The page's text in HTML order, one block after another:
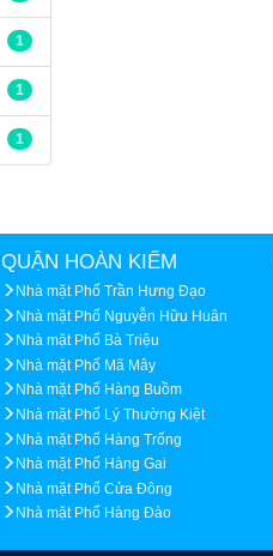
1
1
1
QUẬN HOÀN KIẾM
Nhà mặt Phố Trần Hưng Đạo
Nhà mặt Phố Nguyễn Hữu Huân
Nhà mặt Phố Bà Triệu
Nhà mặt Phố Mã Mây
Nhà mặt Phố Hàng Buồm
Nhà mặt Phố Lý Thường Kiệt
Nhà mặt Phố Hàng Trống
Nhà mặt Phố Hàng Gai
Nhà mặt Phố Cửa Đông
Nhà mặt Phố Hàng Đào